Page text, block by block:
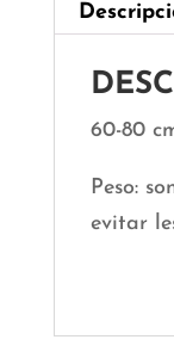
60-80
Peso:
evitar